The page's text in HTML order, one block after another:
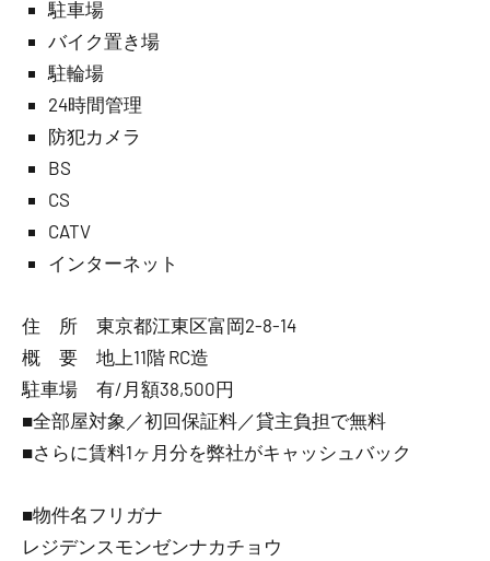
駐車場
バイク置き場
駐輪場
24時間管理
防犯カメラ
BS
CS
CATV
インターネット
住 所 東京都江東区富岡2-8-14
概 要 地上11階 RC造
駐車場 有/月額38,500円
■全部屋対象／初回保証料／貸主負担で無料
■さらに賃料1ヶ月分を弊社がキャッシュバック
■物件名フリガナ
レジデンスモンゼンナカチョウ